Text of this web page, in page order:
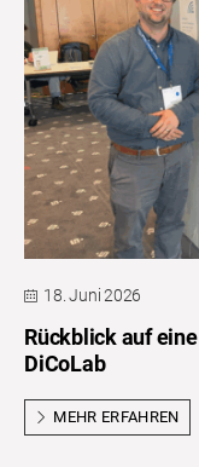
18. Juni 2026
Rückblick auf
DiCoLab
MEHR ERFAHREN